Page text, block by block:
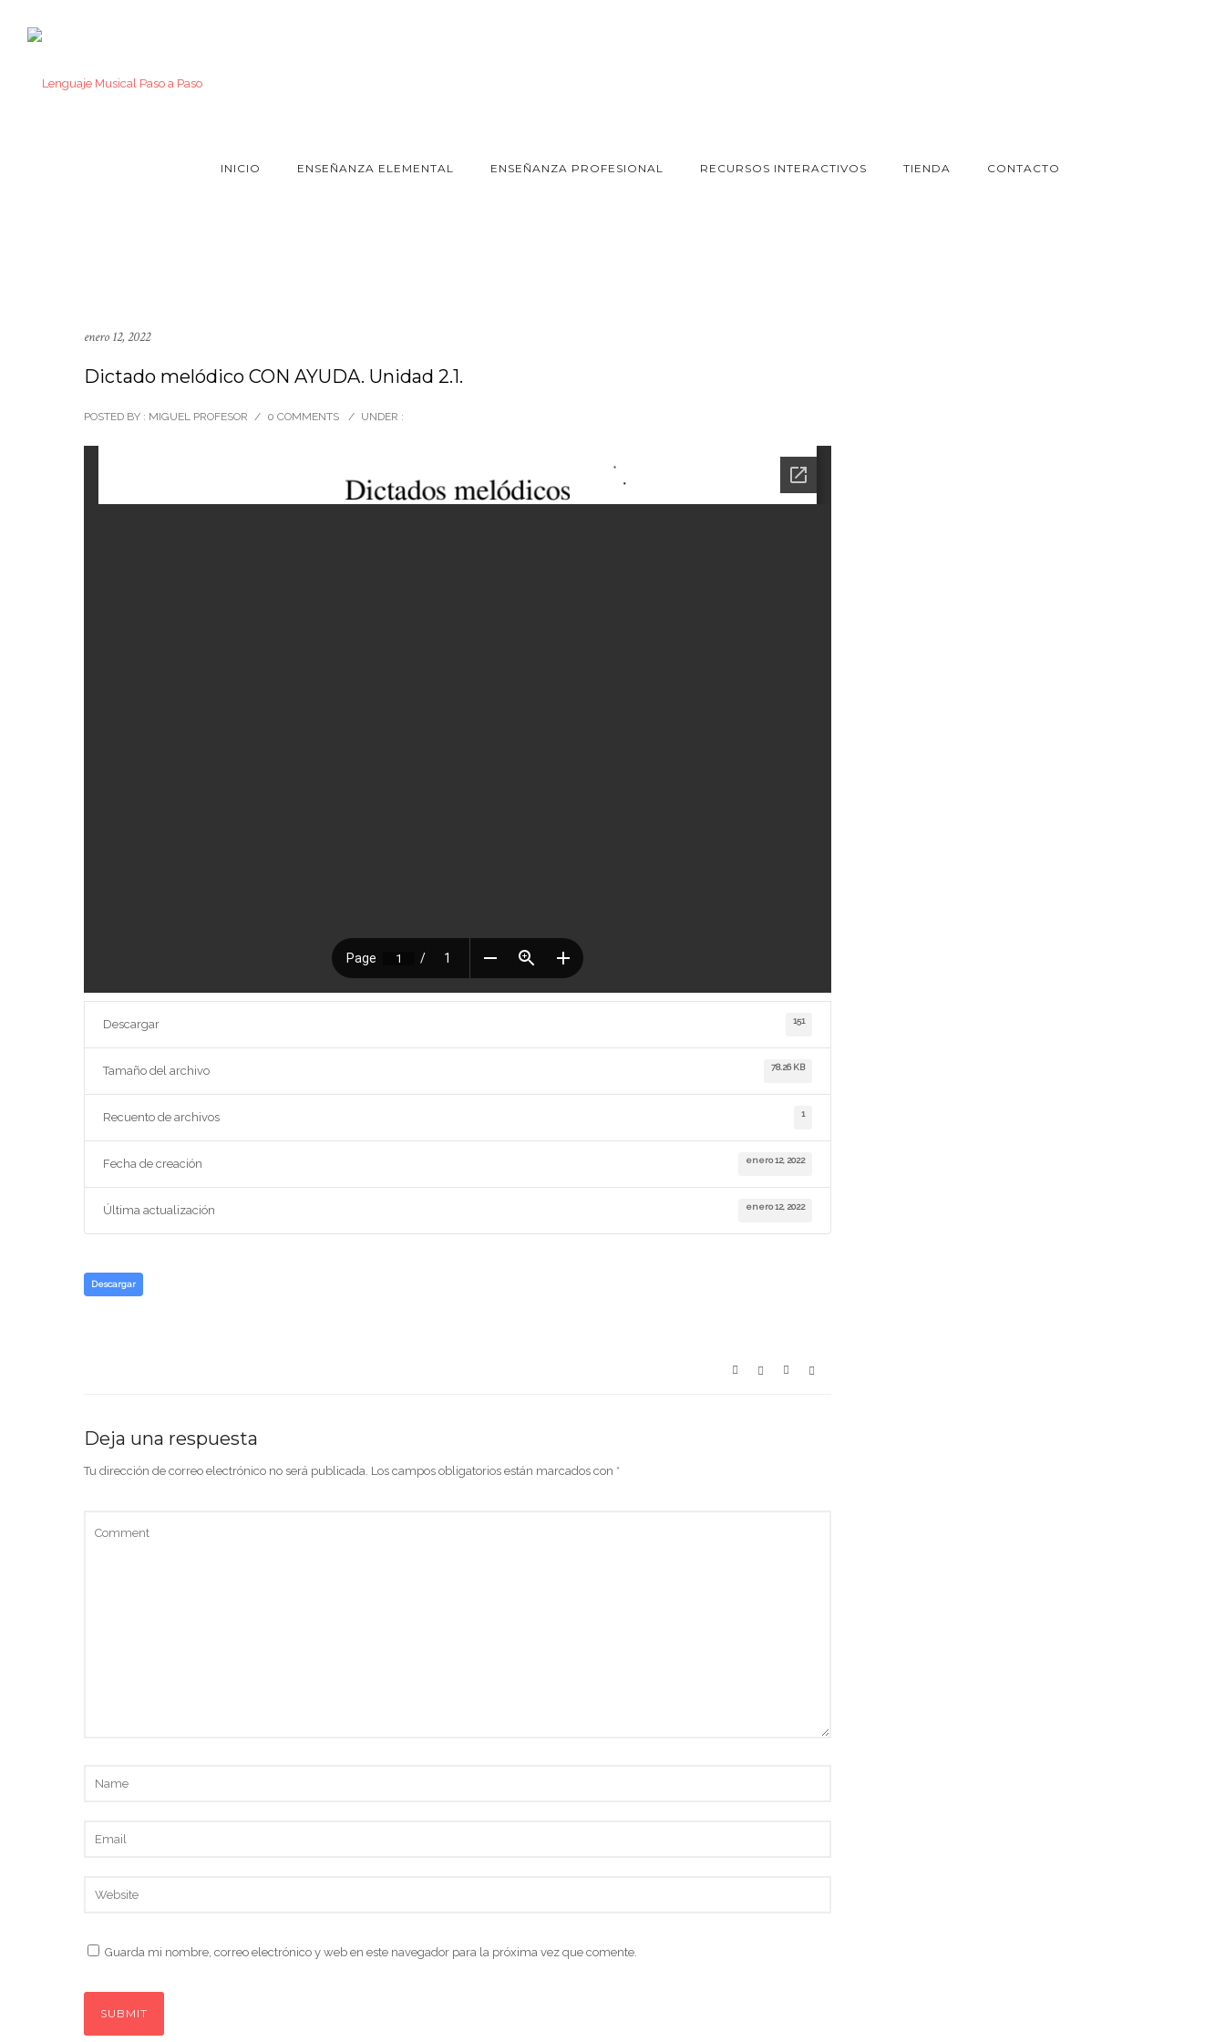
INICIO ENSEÑANZA ELEMENTAL ENSEÑANZA PROFESIONAL RECURSOS INTERACTIVOS TIENDA CONTACTO
enero 12, 2022
Dictado melódico CON AYUDA. Unidad 2.1.
POSTED BY : MIGUEL PROFESOR / 0 COMMENTS / UNDER :
Descargar 151
Tamaño del archivo 78.26 KB
Recuento de archivos 1
Fecha de creación enero 12, 2022
Última actualización enero 12, 2022
Descargar
Deja una respuesta
Tu dirección de correo electrónico no será publicada. Los campos obligatorios están marcados con *
Guarda mi nombre, correo electrónico y web en este navegador para la próxima vez que comente.